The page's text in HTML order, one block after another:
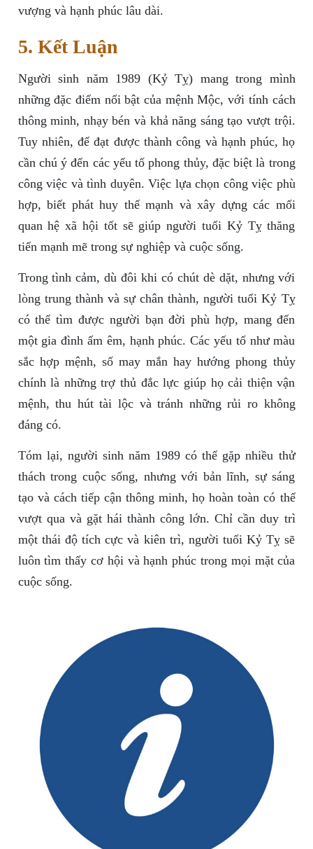
vượng và hạnh phúc lâu dài.
5. Kết Luận
Người sinh năm 1989 (Kỷ Tỵ) mang trong mình
những đặc điểm nổi bật của mệnh Mộc, với tính cách
thông minh, nhạy bén và khả năng sáng tạo vượt trội.
Tuy nhiên, để đạt được thành công và hạnh phúc, họ
cần chú ý đến các yếu tố phong thủy, đặc biệt là trong
công việc và tình duyên. Việc lựa chọn công việc phù
hợp, biết phát huy thế mạnh và xây dựng các mối
quan hệ xã hội tốt sẽ giúp người tuổi Kỷ Tỵ thăng
tiến mạnh mẽ trong sự nghiệp và cuộc sống.
Trong tình cảm, dù đôi khi có chút dè dặt, nhưng với
lòng trung thành và sự chân thành, người tuổi Kỷ Tỵ
có thể tìm được người bạn đời phù hợp, mang đến
một gia đình ấm êm, hạnh phúc. Các yếu tố như màu
sắc hợp mệnh, số may mắn hay hướng phong thủy
chính là những trợ thủ đắc lực giúp họ cải thiện vận
mệnh, thu hút tài lộc và tránh những rủi ro không
đáng có.
Tóm lại, người sinh năm 1989 có thể gặp nhiều thử
thách trong cuộc sống, nhưng với bản lĩnh, sự sáng
tạo và cách tiếp cận thông minh, họ hoàn toàn có thể
vượt qua và gặt hái thành công lớn. Chỉ cần duy trì
một thái độ tích cực và kiên trì, người tuổi Kỷ Tỵ sẽ
luôn tìm thấy cơ hội và hạnh phúc trong mọi mặt của
cuộc sống.